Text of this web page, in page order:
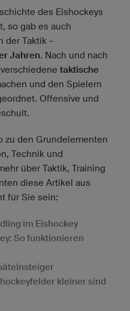
des Eishockeys
so gab es auch
der Taktik –
Jahren. Nach und nach
taktische
und den Spielern
Offensive und
zu den Grundelementen
Technik und
über Taktik, Training
diese Artikel aus
für Sie sein:
im Eishockey
So funktionieren
kleiner sind